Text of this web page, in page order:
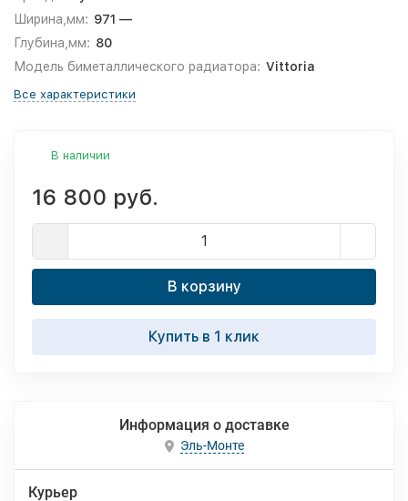
Ширина,мм: 971 —
Глубина,мм: 80
Модель биметаллического радиатора: Vittoria
Все характеристики
В наличии
16 800 руб.
В корзину
Купить в 1 клик
Информация о доставке
Эль-Монте
Курьер